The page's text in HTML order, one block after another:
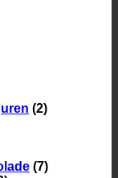
(2)
(7)